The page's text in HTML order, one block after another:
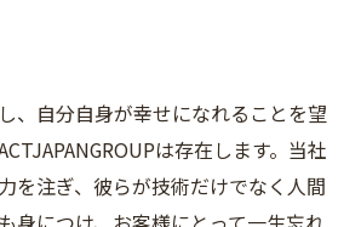
、自分自身が幸せになれることを望
は存在します。当社
を注ぎ、彼らが技術だけでなく人間